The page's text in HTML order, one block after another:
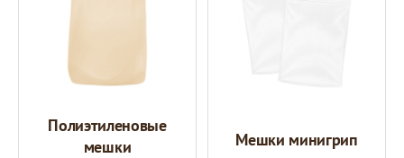
Полиэтиленовые
мешки
Мешки минигрип